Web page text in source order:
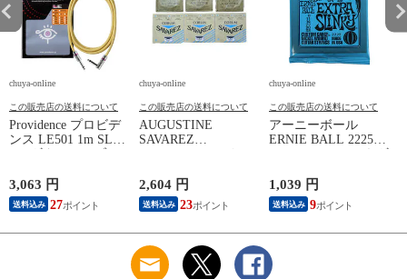
chuya-online
この販売店の送料について
Providence プロビデ
ンス LE501 1m SL
YL ギターケーブル
3,063 円
送料込み 27
chuya-online
この販売店の送料について
AUGUSTINE
SAVAREZ
2,604 円
送料込み 23
chuya-online
この販売店の送料について
アーニーボール
ERNIE BALL 2225
Extra Slinky エレキギ
1,039 円
送料込み 9